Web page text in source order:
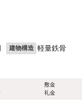
建物構造 軽量鉄骨
敷金
礼金